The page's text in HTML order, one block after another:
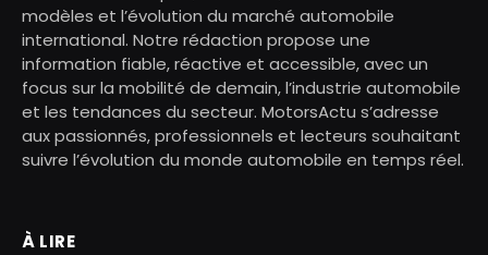
modèles et l’évolution du marché automobile
international. Notre rédaction propose une
information fiable, réactive et accessible, avec un
focus sur la mobilité de demain, l’industrie automobile
et les tendances du secteur. MotorsActu s’adresse
aux passionnés, professionnels et lecteurs souhaitant
suivre l’évolution du monde automobile en temps réel.
À LIRE